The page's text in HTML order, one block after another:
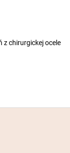
z chirurgickej ocele